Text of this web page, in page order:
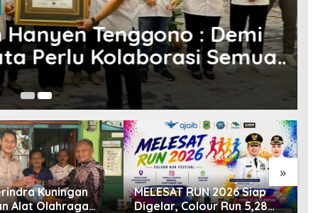
Tenggono : Demi
Perlu Kolaborasi Semua
»
Kuningan
Alat Olahraga
MELESAT RUN 2026 Siap
Digelar, Colour Run 5,28